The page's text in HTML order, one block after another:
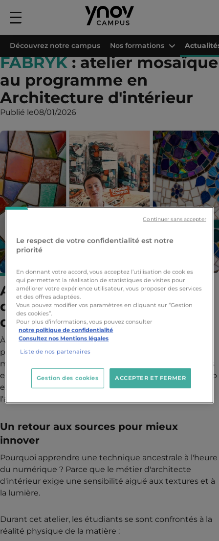
Menu
principal
FABRYK: atelier mosaïque
au programme en
Architecture d'intérieur
Publié le08/01/2026
Découvrez notre campus Nos formations
Architecture d'Intérieur : L'art
de la matière au bout des
doigts
À Sophia Ynov Campus, nous croyons fermement que
pour bien concevoir, il faut savoir toucher, tester et
manipuler. C'est dans cette optique que nos étudiants
en Architecture d'Intérieur ont participé à un workshop
exceptionnel dédié à l'art de lamosaïque, animé par
l'artiste
Un retour aux sources pour mieux
innover
Pourquoi apprendre une technique ancestrale à l'heure
du numérique ? Parce que le métier d'architecte
d'intérieur exige une sensibilité aiguë aux textures et à
la lumière.
Durant cet atelier, les étudiants se sont confrontés à la
réalité physique de la matière :
Le respect de votre confidentialité est notre
priorité
En donnant votre accord, vous acceptez l’utilisation de cookies
qui permettent la réalisation de statistiques de visites pour
améliorer votre expérience utilisateur, vous proposer des services
et des offres adaptées.
Vous pouvez modifier vos paramètres en cliquant sur “Gestion
des cookies”.
Pour plus d’informations, vous pouvez consulter
notre politique de confidentialité
Consultez nos Mentions légales
Liste de nos partenaires
ACCEPTER ET FERMER
Gestion des cookies
Continuer sans accepter